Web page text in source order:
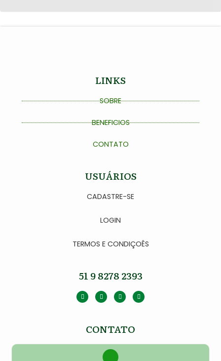
LINKS
SOBRE
BENEFICIOS
CONTATO
USUÁRIOS
CADASTRE-SE
LOGIN
TERMOS E CONDIÇOÊS
51 9 8278 2393
CONTATO